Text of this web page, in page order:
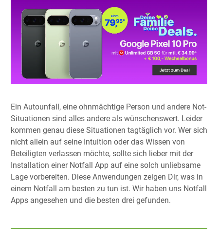
Ein Autounfall, eine ohnmächtige Person und andere Not-
Situationen sind alles andere als wünschenswert. Leider
kommen genau diese Situationen tagtäglich vor. Wer sich
nicht allein auf seine Intuition oder das Wissen von
Beteiligten verlassen möchte, sollte sich lieber mit der
Installation einer Notfall App auf eine solch unliebsame
Lage vorbereiten. Diese Anwendungen zeigen Dir, was in
einem Notfall am besten zu tun ist. Wir haben uns Notfall
Apps angesehen und die besten drei gefunden.